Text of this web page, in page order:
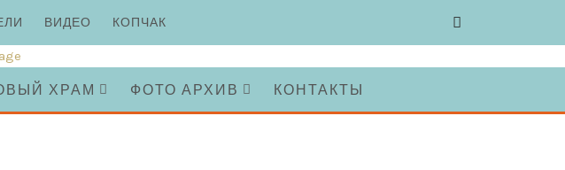
ВИДЕО КОПЧАК
ХРАМ ФОТО АРХИВ КОНТАКТЫ